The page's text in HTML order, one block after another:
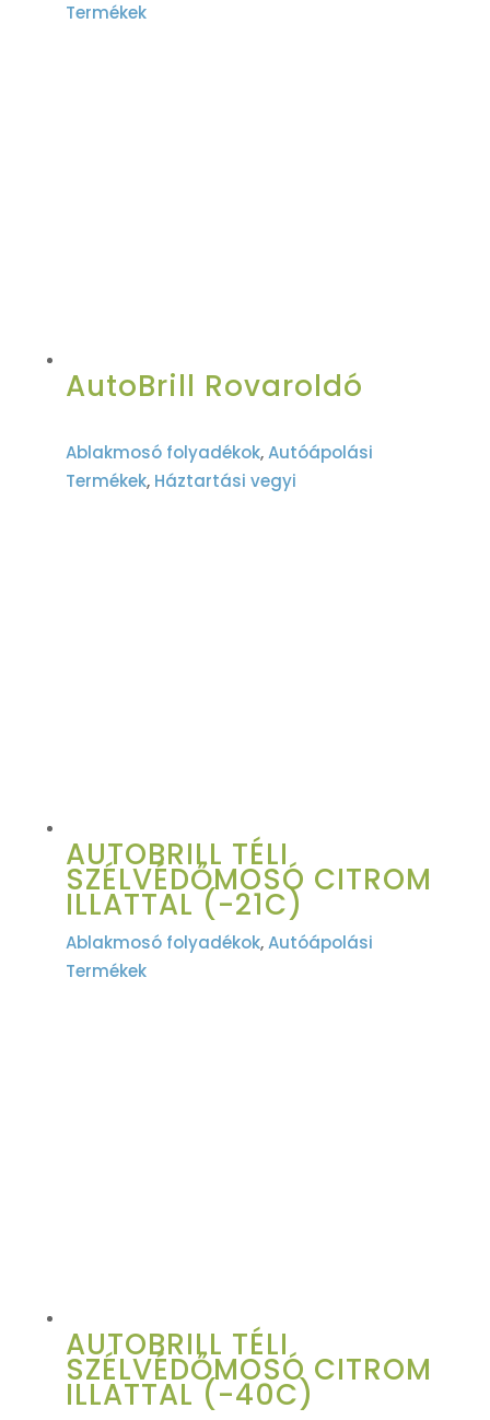
Termékek
AutoBrill Rovaroldó
Ablakmosó folyadékok,Autóápolási
Termékek, Háztartási vegyi
AUTOBRILL TÉLI
SZÉLVÉDŐMOSÓ CITROM
ILLATTAL (-21C)
Ablakmosó folyadékok,Autóápolási
Termékek
AUTOBRILL TÉLI
SZÉLVÉDŐMOSÓ CITROM
ILLATTAL (-40C)